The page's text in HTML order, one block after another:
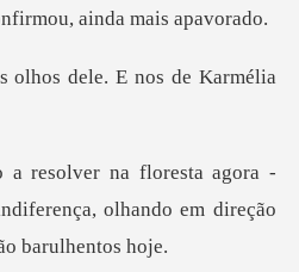
ai
olhos dele. E no
a -
olhando em di